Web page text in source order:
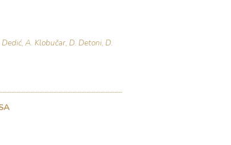
A. Klobučar, D. Detoni, D.